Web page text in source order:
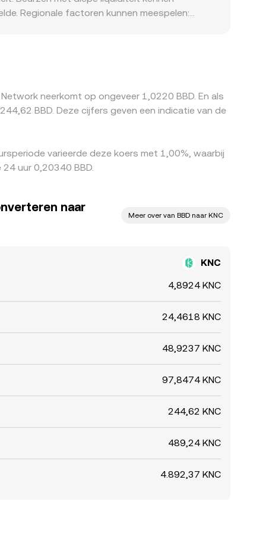
Regionale factoren kunnen meespelen:
neerkomt op ongeveer 1,0220 BBD. En als
BBD. Deze cijfers geven een indicatie van de
varieerde deze koers met 1,00%, waarbij
uur 0,20340 BBD.
naar
Meer over van BBD naar KNC
KNC
4,8924 KNC
24,4618 KNC
48,9237 KNC
97,8474 KNC
244,62 KNC
489,24 KNC
4.892,37 KNC